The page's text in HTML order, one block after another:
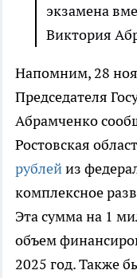
экзамена
Виктория
Напомним, 28
Председателя
Абрамченко
Ростовская
рублейиз
комплексное
Эта сумма на 1
объем
2025 год. Также